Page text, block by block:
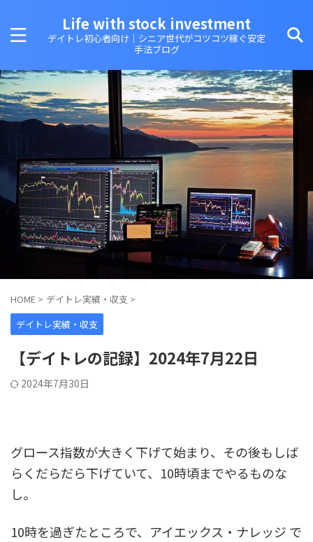
Life with stock investment
デイトレ初心者向け｜シニア世代がコツコツ稼ぐ安定
手法ブログ
HOME > デイトレ実績・収支 >
デイトレ実績・収支
【デイトレの記録】2024年7月22日
2024年7月30日
グロース指数が大きく下げて始まり、その後もしば
らくだらだら下げていて、10時頃までやるものな
し。
10時を過ぎたところで、アイエックス・ナレッジ で